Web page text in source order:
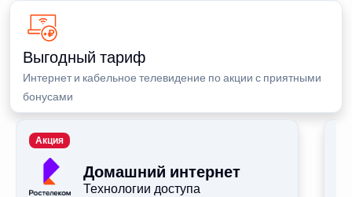
Выгодный тариф
Интернет и кабельное телевидение по акции с приятными
бонусами
Домашний интернет
Технологии доступа
Акция